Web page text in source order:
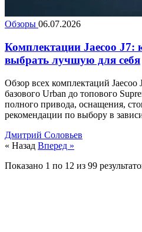
Обзоры 06.07.2026
Комплектации Jaecoo J7:
выбрать лучшую для себя
Обзор всех комплектаций Jaecoo
базового Urban до топового
полного привода, оснащения,
рекомендации по выбору в
Дмитрий Соловьев
« Назад Вперед »
Показано 1 по 12 из 99